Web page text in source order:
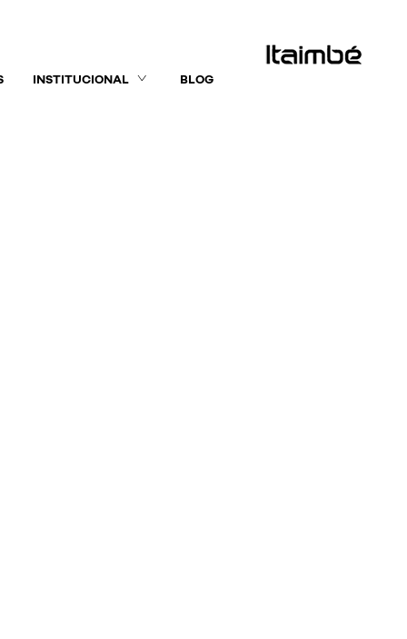
INSTITUCIONAL BLOG